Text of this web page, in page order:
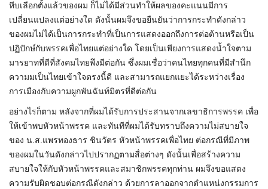
หีบเลือกตั้งแล้วของผม ก็ไม่ได้มีส่วนทำให้ผลของคะแนนมีการ
เปลี่ยนแปลงแต่อย่างใด ดังนั้นผมจึงขอยืนยันว่าการกระทำดังกล่าว
ของผมไม่ได้เป็นการกระทำที่เป็นการแสดงออกถึงการต่อต้านหรือเป็น
ปฏิปักษ์กับพรรคเพื่อไทยแต่อย่างใด โดยเป็นเพียงการแสดงน้ำใจตาม
มารยาทที่ดีที่สังคมไทยพึงมีต่อกัน ซึ่งผมเชื่อว่าคนไทยทุกคนที่มีสำนึก
ความมเป็นไทยเข้าใจตรงนี้ดี และสามารถแยกแยะได้ระหว่างเรื่อง
การเมืองกับความผูกพันฉันท์มิตรที่ดีต่อกัน
อย่างไรก็ตาม หลังจากที่ผมได้รับการประสานจากเลขาธิการพรรค เพื่อ
ให้เข้าพบหัวหน้าพรรค และทันทีที่ผมได้รับทราบถึงความไม่สบายใจ
ของ น.ส.แพรทองธาร ชินวัตร หัวหน้าพรรคเพื่อไทย ต่อกรณีที่มีภาพ
ของผมในวันดังกล่าวไปปรากฏตามสื่อต่างๆ ดังนั้นเพื่อสร้างความ
สบายใจให้กับหัวหน้าพรรคและสมาชิกพรรคทุกท่าน ผมจึงขอแสดง
ความรับผิดชอบต่อกรณีดังกล่าว ด้วยการลาออกจากตำแหน่งกรรมการ